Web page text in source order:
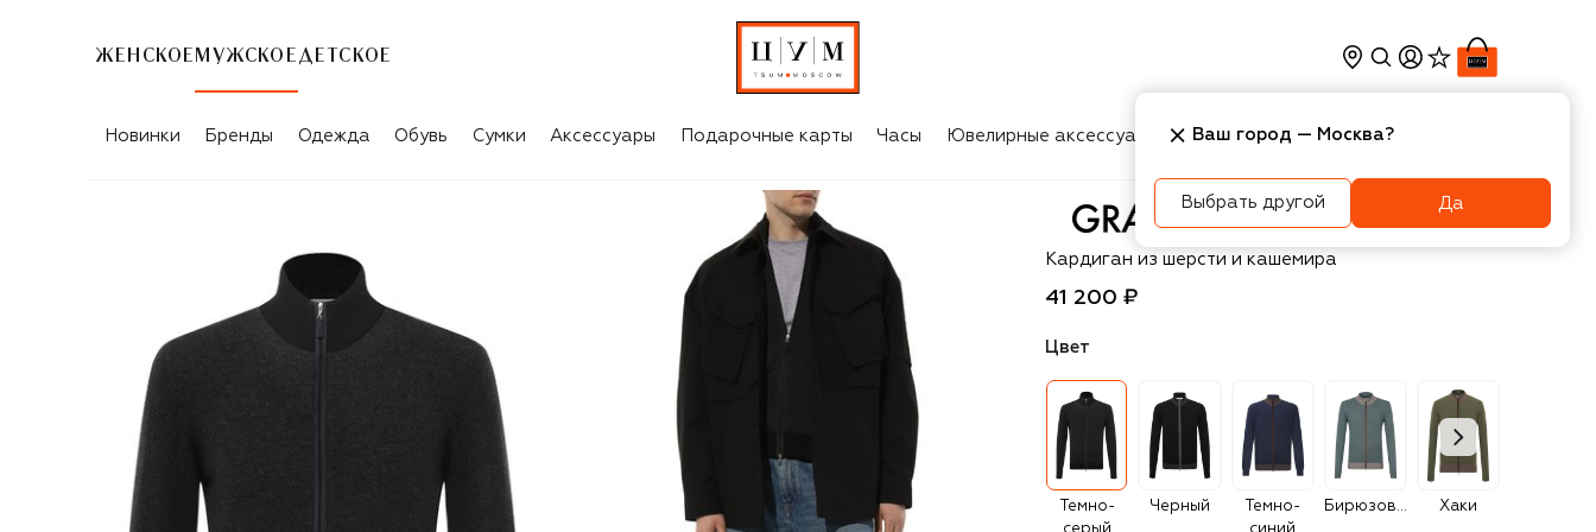
ЖЕНСКОЕ МУЖСКОЕ ДЕТСКОЕ
Новинки Бренды Одежда Обувь Сумки Аксессуары Подарочные карты Часы Ювелирные аксессуары Косметика Интерьер
Gran Sasso
Кардиган из шерсти и кашемира
41 200 ₽
Цвет
Темно-
Черный
Темно-
Бирюзовый Хаки
Ваш город — Москва?
Выбрать другой Да